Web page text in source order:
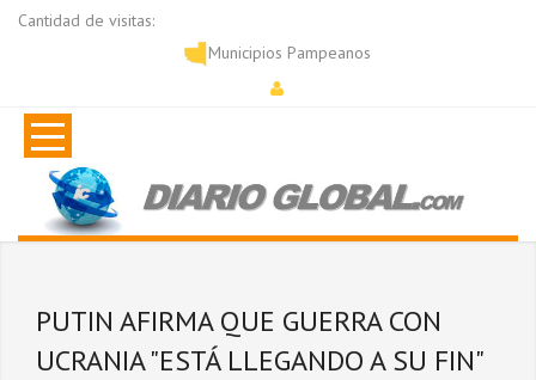
Cantidad de visitas:
Municipios Pampeanos
PUTIN AFIRMA QUE GUERRA CON
UCRANIA "ESTÁ LLEGANDO A SU FIN"